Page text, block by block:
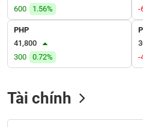
600
1.56%
-
PHP
41,800
300
0.72%
-
Tài chính
ÍCH
BẤT
SẢN
Mã